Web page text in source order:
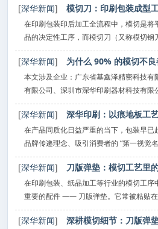
型不当，不仅会影响模切质量和生产效率
耗
[深华新闻] 模切刀：印刷包装成型
在印刷包装印后加工全流程中，模切是
品的决定性工序，而模切刀（又称模切钢
核心执行元件。它看似只是一根带有锋
产品的切口光洁度、尺寸精度和生产效率
边、
[深华新闻] 为什么 90% 的模切不
本文涉及企业：广东省基鑫泽精密科技
有限公司、深圳市深华印刷器材科技有限
在印刷包装与电子模切行业，刀版弹垫
但行业数据显示，模切不良率中 35% 源
格适
[深华新闻] 深华印刷：以痕地板工
在产品同质化日益严重的当下，包装早已
品牌传递理念、吸引消费者的 “第一视觉
的深华印刷，始终以工艺创新为核心驱动
“痕地板” 美学理念跨界融入包装设计，打
[深华新闻] 刀版弹垫：模切工艺里
在印刷包装、纸品加工等行业的模切工
重要的配件 —— 刀版弹垫。它常被粘贴
冲、回弹、护刀的关键作用，是保障模切
功臣”，也被称作模切弹垫、海绵弹垫。
[深华新闻] 深耕模切细节：刀版弹